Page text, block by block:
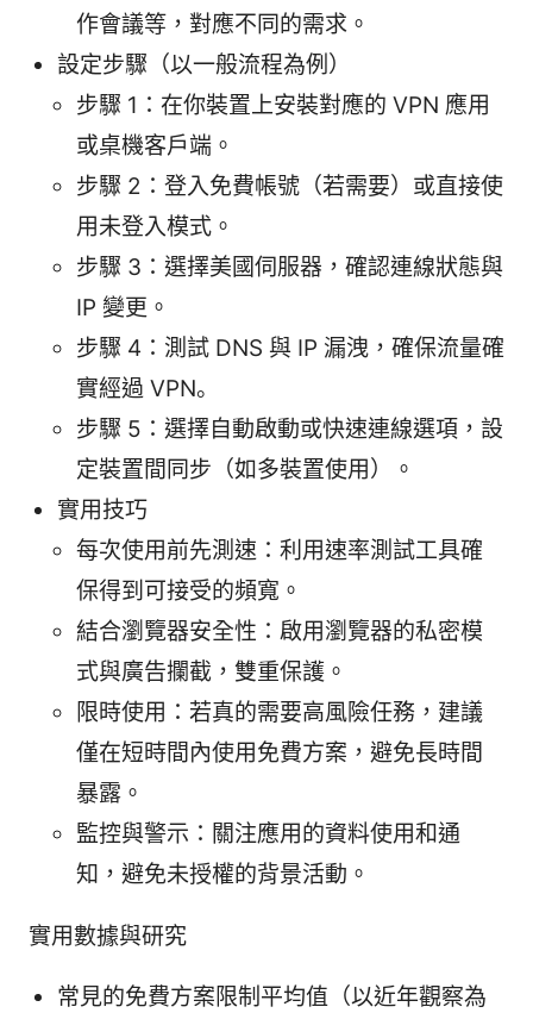
作會議等，對應不同的需求。
設定步驟（以一般流程為例）
步驟 1：在你裝置上安裝對應的 VPN 應用
或桌機客戶端。
步驟 2：登入免費帳號（若需要）或直接使
用未登入模式。
步驟 3：選擇美國伺服器，確認連線狀態與
IP 變更。
步驟 4：測試 DNS 與 IP 漏洩，確保流量確
實經過 VPN。
步驟 5：選擇自動啟動或快速連線選項，設
定裝置間同步（如多裝置使用）。
實用技巧
每次使用前先測速：利用速率測試工具確
保得到可接受的頻寬。
結合瀏覽器安全性：啟用瀏覽器的私密模
式與廣告攔截，雙重保護。
限時使用：若真的需要高風險任務，建議
僅在短時間內使用免費方案，避免長時間
暴露。
監控與警示：關注應用的資料使用和通
知，避免未授權的背景活動。
實用數據與研究
常見的免費方案限制平均值（以近年觀察為